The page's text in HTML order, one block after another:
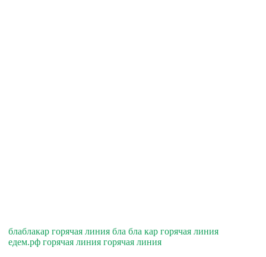
блаблакар горячая линия бла бла кар горячая линия
едем.рф горячая линия горячая линия